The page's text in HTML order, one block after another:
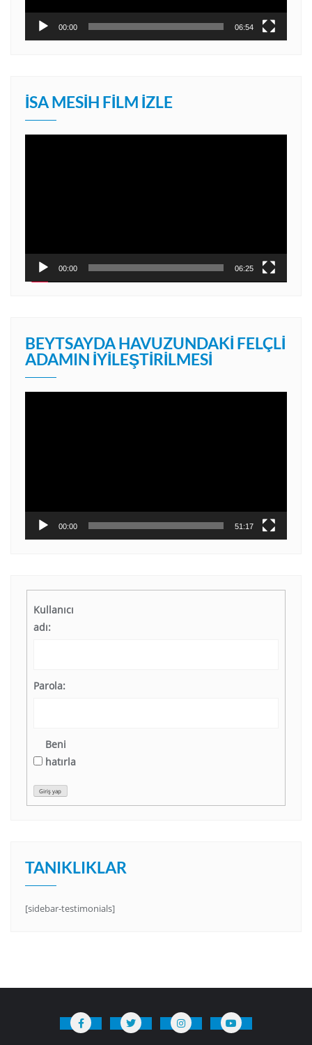
00:00 06:54
İSA MESIH FILM İZLE
00:00 06:25
BEYTSAYDA HAVUZUNDAKI FELÇLI
ADAMIN İYILEŞTIRILMESI
00:00 51:17
Kullanıcı
adı:
Parola:
Beni
hatırla
Giriş yap
TANIKLIKLAR
[sidebar-testimonials]